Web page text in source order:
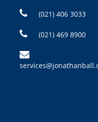
(021) 406 3033
(021) 469 8900